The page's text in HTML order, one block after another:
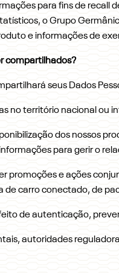
para fins de recall
o Grupo
e informações de
compartilhados?
seus Dados
no território nacional ou
dos nossos
para gerir o
promoções e ações
carro conectado, de
de autenticação,
autoridades